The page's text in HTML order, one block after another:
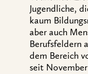
Jugendliche,
kaum
aber auch
Berufsfeldern
dem Bereich
seit November